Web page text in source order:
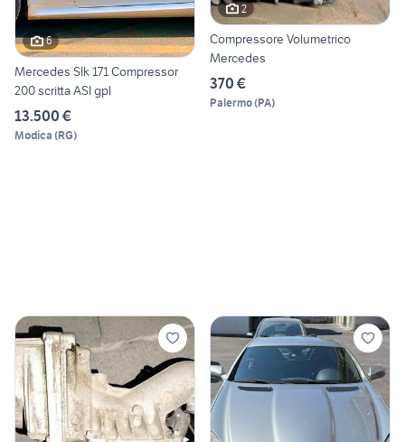
6
Mercedes Slk 171 Compressor
200 scritta ASI gpl
13.500 €
Modica (RG)
2
Compressore Volumetrico
Mercedes
370 €
Palermo(PA)